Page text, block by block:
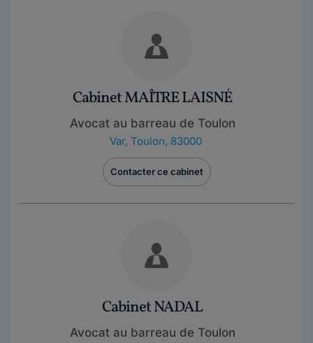
Cabinet MAÎTRE LAISNÉ
Avocat au barreau de Toulon
Var, Toulon, 83000
Contacter ce cabinet
Cabinet NADAL
Avocat au barreau de Toulon